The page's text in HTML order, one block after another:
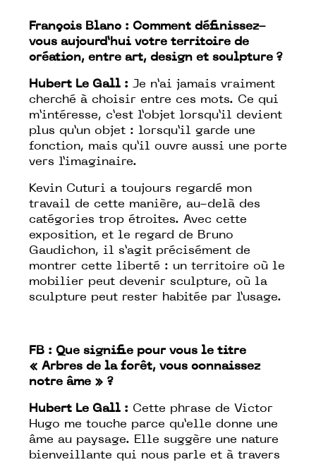
François Blanc : Comment définissez-
vous aujourd’hui votre territoire de
création, entre art, design et sculpture ?
Hubert Le Gall : Je n’ai jamais vraiment
cherché à choisir entre ces mots. Ce qui
m’intéresse, c’est l’objet lorsqu’il devient
plus qu’un objet : lorsqu’il garde une
fonction, mais qu’il ouvre aussi une porte
vers l’imaginaire.
Kevin Cuturi a toujours regardé mon
travail de cette manière, au-delà des
catégories trop étroites. Avec cette
exposition, et le regard de Bruno
Gaudichon, il s’agit précisément de
montrer cette liberté : un territoire où le
mobilier peut devenir sculpture, où la
sculpture peut rester habitée par l’usage.
FB : Que signifie pour vous le titre
« Arbres de la forêt, vous connaissez
notre âme » ?
Hubert Le Gall : Cette phrase de Victor
Hugo me touche parce qu’elle donne une
âme au paysage. Elle suggère une nature
bienveillante qui nous parle et à travers